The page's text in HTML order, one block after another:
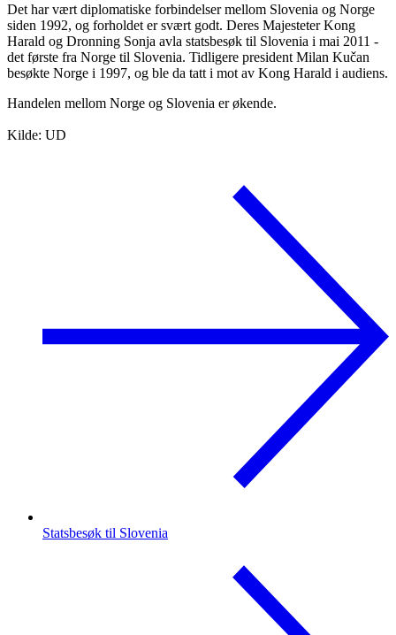
Det har vært diplomatiske forbindelser mellom Slovenia og Norge
siden 1992, og forholdet er svært godt. Deres Majesteter Kong
Harald og Dronning Sonja avla statsbesøk til Slovenia i mai 2011 -
det første fra Norge til Slovenia. Tidligere president Milan Kučan
besøkte Norge i 1997, og ble da tatt i mot av Kong Harald i audiens.
Handelen mellom Norge og Slovenia er økende.
Kilde: UD
Statsbesøk til Slovenia